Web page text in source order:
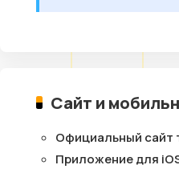
Сайт и
Официальный сайт
Приложение для